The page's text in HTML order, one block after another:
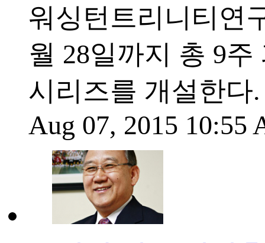
워싱턴트리니티연
월 28일까지 총 9
시리즈를 개설한다.
Aug 07, 2015 10:55